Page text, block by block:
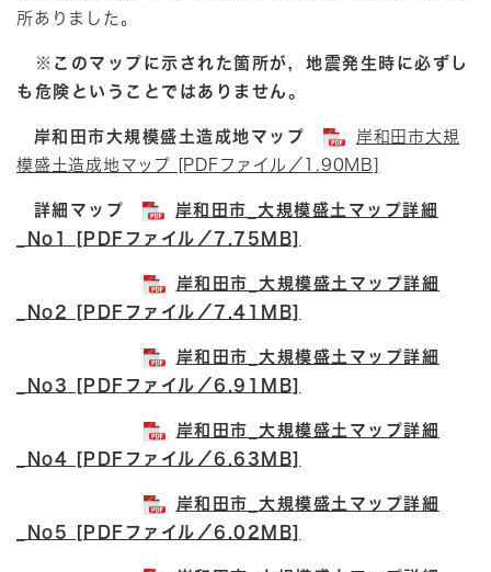
所ありました。
※このマップに示された箇所が，地震発生時に必ずし
も危険ということではありません。
岸和田市大規模盛土造成地マップ
岸和田市大規
模盛土造成地マップ [PDFファイル／1.90MB]
詳細マップ
岸和田市_大規模盛土マップ詳細
_No1 [PDFファイル／7.75MB]
岸和田市_大規模盛土マップ詳細
_No2 [PDFファイル／7.41MB]
岸和田市_大規模盛土マップ詳細
_No3 [PDFファイル／6.91MB]
岸和田市_大規模盛土マップ詳細
_No4 [PDFファイル／6.63MB]
岸和田市_大規模盛土マップ詳細
_No5 [PDFファイル／6.02MB]